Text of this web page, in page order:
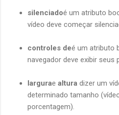
silenciadoé um atributo
vídeo deve começar
controles deé um atributo
navegador deve exibir seus
largurae altura dizer um
determinado tamanho
porcentagem).